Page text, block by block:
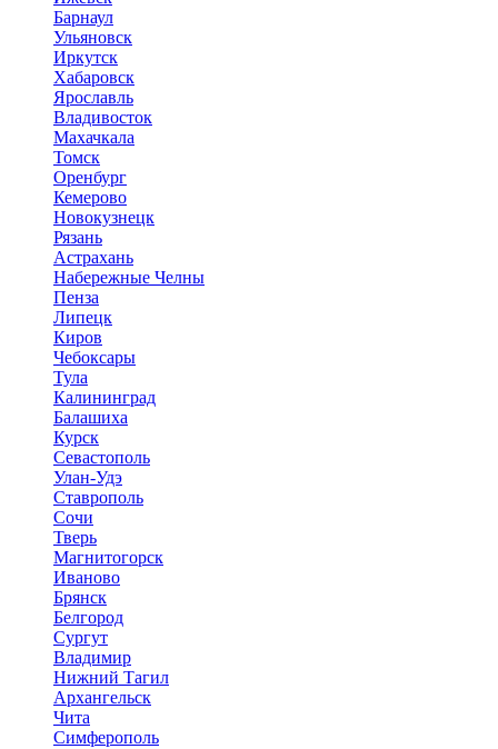
Барнаул
Ульяновск
Иркутск
Хабаровск
Ярославль
Владивосток
Махачкала
Томск
Оренбург
Кемерово
Новокузнецк
Рязань
Астрахань
Набережные Челны
Пенза
Липецк
Киров
Чебоксары
Тула
Калининград
Балашиха
Курск
Севастополь
Улан-Удэ
Ставрополь
Сочи
Тверь
Магнитогорск
Иваново
Брянск
Белгород
Сургут
Владимир
Нижний Тагил
Архангельск
Чита
Симферополь